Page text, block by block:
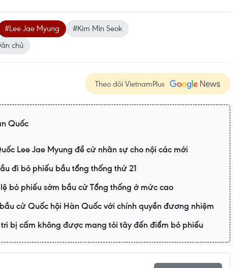
#Lee Jae Myung
#Kim Min Seok
chủ
Theo dõi VietnamPlus
Quốc
Lee Jae Myung đề cử nhân sự cho nội các mới
đi bỏ phiếu bầu tổng thống thứ 21
bỏ phiếu sớm bầu cử Tổng thống ở mức cao
cử Quốc hội Hàn Quốc với chính quyền đương nhiệm
bị cấm không được mang tỏi tây đến điểm bỏ phiếu